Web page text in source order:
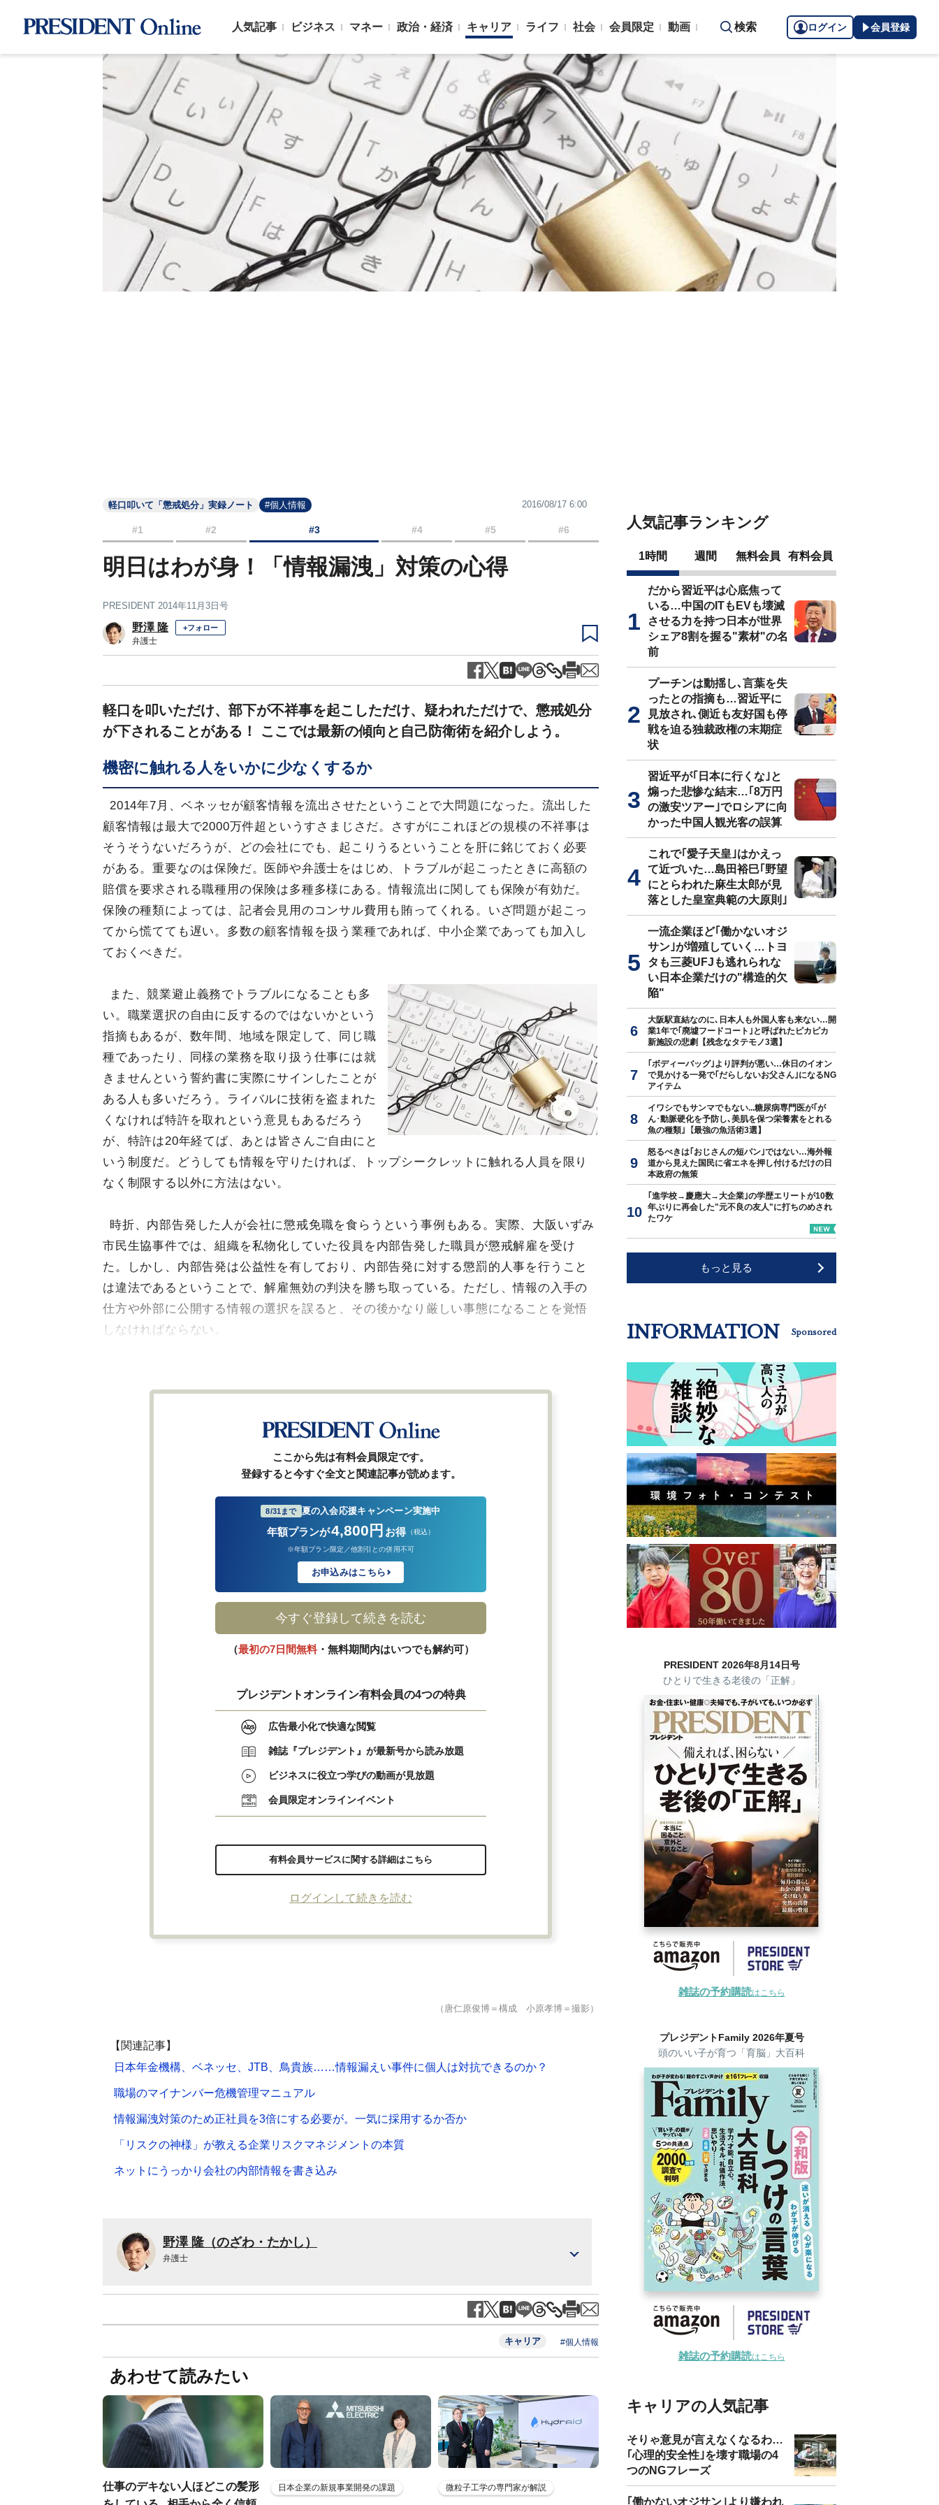
人気記事 ビジネス マネー 政治・経済 キャリア ライフ 社会 会員限定 動画 検索 ログイン 会員登録
軽口叩いて「懲戒処分」実録ノート #個人情報 2016/08/17 6:00
#1 #2 #3 #4 #5 #6
明日はわが身！「情報漏洩」対策の心得
PRESIDENT 2014年11月3日号
野澤 隆 +フォロー
弁護士
軽口を叩いただけ、部下が不祥事を起こしただけ、疑われただけで、懲戒処分
が下されることがある！ ここでは最新の傾向と自己防衛術を紹介しよう。
機密に触れる人をいかに少なくするか
2014年7月、ベネッセが顧客情報を流出させたということで大問題になった。流出した
顧客情報は最大で2000万件超というすさまじさだ。さすがにこれほどの規模の不祥事は
そうそうないだろうが、どの会社にでも、起こりうるということを肝に銘じておく必要
がある。重要なのは保険だ。医師や弁護士をはじめ、トラブルが起こったときに高額の
賠償を要求される職種用の保険は多種多様にある。情報流出に関しても保険が有効だ。
保険の種類によっては、記者会見用のコンサル費用も賄ってくれる。いざ問題が起こっ
てから慌てても遅い。多数の顧客情報を扱う業種であれば、中小企業であっても加入し
ておくべきだ。
また、競業避止義務でトラブルになることも多
い。職業選択の自由に反するのではないかという
指摘もあるが、数年間、地域を限定して、同じ職
種であったり、同様の業務を取り扱う仕事には就
きませんという誓約書に実際にサインしたことが
ある人も多いだろう。ライバルに技術を盗まれた
くなければ特許を取れという意見もあるだろう
が、特許は20年経てば、あとは皆さんご自由にと
いう制度だ。どうしても情報を守りたければ、トップシークレットに触れる人員を限り
なく制限する以外に方法はない。
時折、内部告発した人が会社に懲戒免職を食らうという事例もある。実際、大阪いずみ
市民生協事件では、組織を私物化していた役員を内部告発した職員が懲戒解雇を受け
た。しかし、内部告発は公益性を有しており、内部告発に対する懲罰的人事を行うこと
は違法であるということで、解雇無効の判決を勝ち取っている。ただし、情報の入手の
仕方や外部に公開する情報の選択を誤ると、その後かなり厳しい事態になることを覚悟
しなければならない。
ここから先は有料会員限定です。
登録すると今すぐ全文と関連記事が読めます。
8/31まで 夏の入会応援キャンペーン実施中
年額プランが4,800円 お得 （税込）
※年額プラン限定／他割引との併用不可
お申込みはこちら
今すぐ登録して続きを読む
（最初の7日間無料・無料期間内はいつでも解約可）
プレジデントオンライン有料会員の4つの特典
広告最小化で快適な閲覧
雑誌『プレジデント』が最新号から読み放題
ビジネスに役立つ学びの動画が見放題
会員限定オンラインイベント
有料会員サービスに関する詳細はこちら
ログインして続きを読む
（唐仁原俊博＝構成 小原孝博＝撮影）
【関連記事】
日本年金機構、ベネッセ、JTB、鳥貴族……情報漏えい事件に個人は対抗できるのか？
職場のマイナンバー危機管理マニュアル
情報漏洩対策のため正社員を3倍にする必要が。一気に採用するか否か
「リスクの神様」が教える企業リスクマネジメントの本質
ネットにうっかり会社の内部情報を書き込み
野澤 隆（のざわ・たかし）
弁護士
キャリア #個人情報
あわせて読みたい
仕事のデキない人ほどこの髪形
日本企業の新規事業開発の課題 微粒子工学の専門家が解説
人気記事ランキング
1時間 週間 無料会員 有料会員
だから習近平は心底焦って
いる…中国のITもEVも壊滅
させる力を持つ日本が世界
シェア8割を握る"素材"の名
前
プーチンは動揺し､言葉を失
ったとの指摘も…習近平に
見放され､側近も友好国も停
戦を迫る独裁政権の末期症
状
習近平が｢日本に行くな｣と
煽った悲惨な結末…｢8万円
の激安ツアー｣でロシアに向
かった中国人観光客の誤算
これで｢愛子天皇｣はかえっ
て近づいた…島田裕巳｢野望
にとらわれた麻生太郎が見
落とした皇室典範の大原則｣
一流企業ほど｢働かないオジ
サン｣が増殖していく…トヨ
タも三菱UFJも逃れられな
い日本企業だけの"構造的欠
陥"
大阪駅直結なのに､日本人も外国人客も来ない…開
業1年で｢廃墟フードコート｣と呼ばれたピカピカ
新施設の悲劇【残念なタテモノ3選】
｢ボディーバッグ｣より評判が悪い…休日のイオン
で見かける一発で｢だらしないお父さん｣になるNG
アイテム
イワシでもサンマでもない...糖尿病専門医が｢が
ん･動脈硬化を予防し､美肌を保つ栄養素をとれる
魚の種類｣【最強の魚活術3選】
怒るべきは｢おじさんの短パン｣ではない…海外報
道から見えた国民に省エネを押し付けるだけの日
本政府の無策
｢進学校→慶應大→大企業｣の学歴エリートが10数
年ぶりに再会した"元不良の友人"に打ちのめされ
たワケ
もっと見る
INFORMATION Sponsored
PRESIDENT 2026年8月14日号
ひとりで生きる老後の「正解」
雑誌の予約購読はこちら
プレジデントFamily 2026年夏号
頭のいい子が育つ「育脳」大百科
雑誌の予約購読はこちら
キャリアの人気記事
そりゃ意見が言えなくなるわ…
｢心理的安全性｣を壊す職場の4
つのNGフレーズ
｢働かないオジサン｣より嫌われ